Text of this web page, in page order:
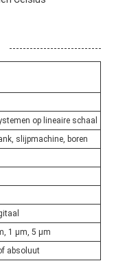
op lineaire schaal
slijpmachine, boren
1 μm, 5 μm
absoluut